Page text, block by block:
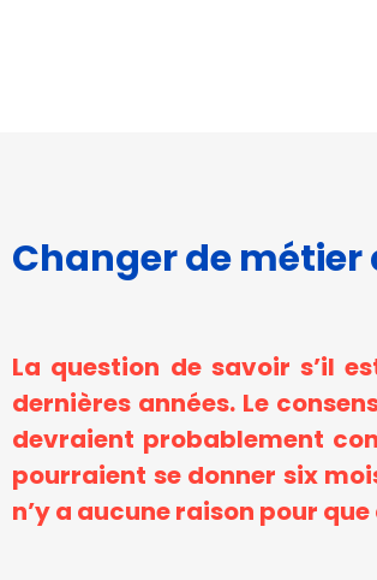
Changer de métier
La question de savoir s’il
dernières années. Le
devraient probablement
pourraient se donner six
n’y a aucune raison pour
Nécessaire
Ces cookies ne
nécessaires au
fonctionnement
du site Web.
Statistiques